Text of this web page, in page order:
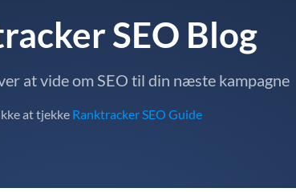
SEO Blog
at vide om SEO til din næste kampagne
at tjekke Ranktracker SEO Guide